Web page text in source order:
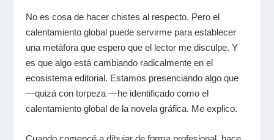
No es cosa de hacer chistes al respecto. Pero el
calentamiento global puede servirme para establecer
una metáfora que espero que el lector me disculpe. Y
es que algo está cambiando radicalmente en el
ecosistema editorial. Estamos presenciando algo que
—quizá con torpeza —he identificado como el
calentamiento global de la novela gráfica. Me explico.